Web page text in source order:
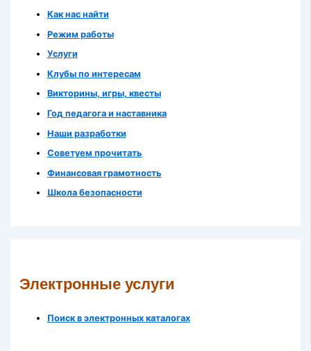
Как нас найти
Режим работы
Услуги
Клубы по интересам
Викторины, игры, квесты
Год педагога и наставника
Наши разработки
Советуем прочитать
Финансовая грамотность
Школа безопасности
Электронные услуги
Поиск в электронных каталогах